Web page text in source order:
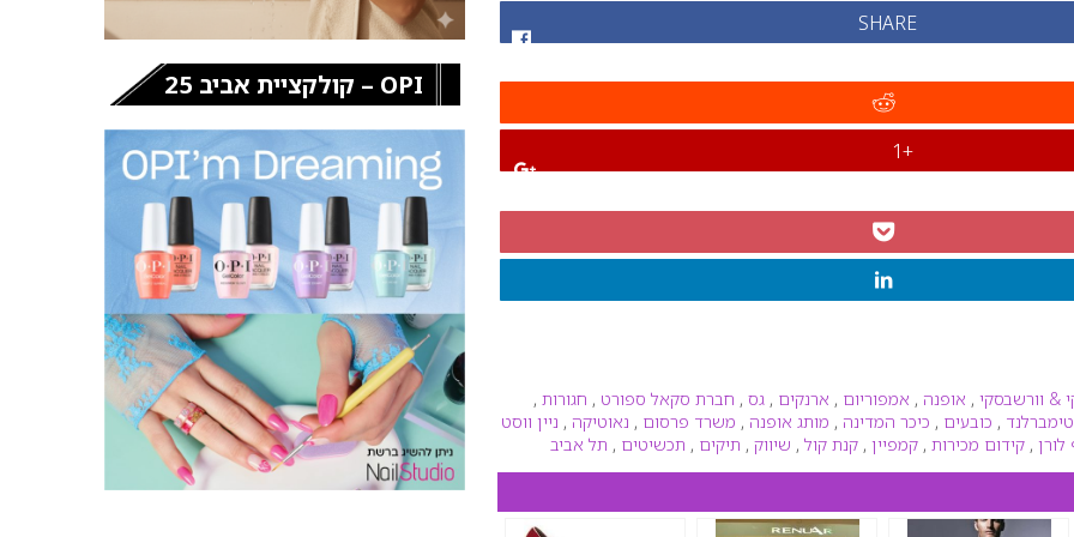
SHARE
+1
& וורשבסקי , אופנה , אמפוריום , ארנקים , גס , חברת סקאל ספורט , חגורות ,
טימברלנד , כובעים , כיכר המדינה , מותג אופנה , משרד פרסום , נאוטיקה , ניין ווסט
, קידום מכירות , קמפיין , קנת קול , שיווק , תיקים , תכשיטים , תל אביב
OPI – קולקציית אביב 25